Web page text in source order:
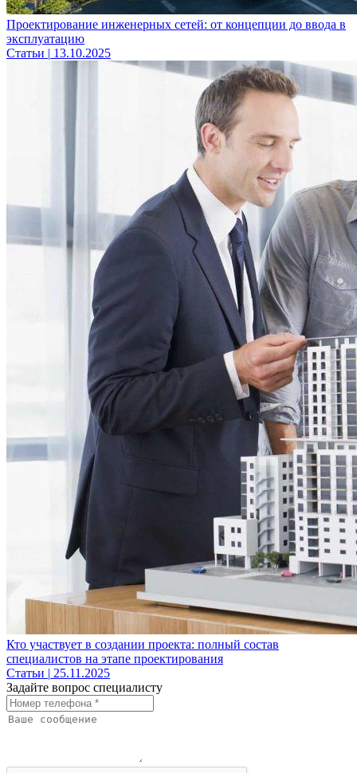
Проектирование инженерных сетей: от концепции до ввода в
эксплуатацию
Статьи | 13.10.2025
Кто участвует в создании проекта: полный состав
специалистов на этапе проектирования
Статьи | 25.11.2025
Задайте вопрос специалисту